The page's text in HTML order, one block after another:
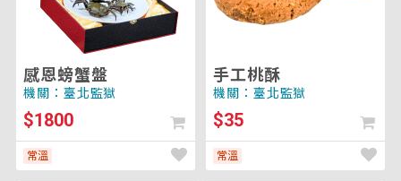
感恩螃蟹盤
機關：臺北監獄
$1800
常溫
手工桃酥
機關：臺北監獄
$35
常溫